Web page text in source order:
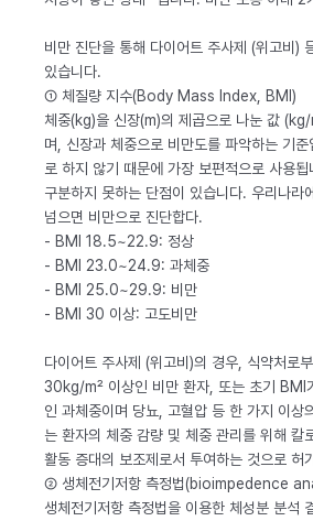
비만 진단을 통해 다이어트 주사제 (위고비)
있습니다.
① 체질량 지수(Body Mass Index, BMI)
체중(kg)을 신장(m)의 제곱으로 나눈 값
며, 신장과 체중으로 비만도를 파악하는 기
로 하지 않기 때문에 가장 보편적으로 사용
구분하지 못하는 단점이 있습니다. 우리나
넘으면 비만으로 진단합다.
- BMI 18.5~22.9: 정상
- BMI 23.0~24.9: 과체중
- BMI 25.0~29.9: 비만
- BMI 30 이상: 고도비만
다이어트 주사제 (위고비)의 경우, 식약처로
30kg/m² 이상인 비만 환자, 또는 초기
인 과체중이며 당뇨, 고혈압 등 한 가지 이상
는 환자의 체중 감량 및 체중 관리를 위해 칼
활동 증대의 보조제로서 투여하는 것으로 허
② 생체전기저항 측정법(bioimpedence
생체전기저항 측정법을 이용한 체성분 분석